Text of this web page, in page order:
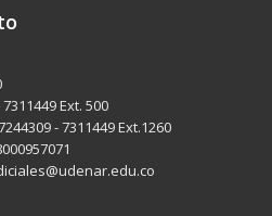
Ext. 500
- 7311449 Ext.1260